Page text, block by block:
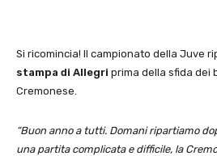
Si ricomincia! Il campionato della Juve
stampa di Allegri prima della sfida dei
Cremonese.
“Buon anno a tutti. Domani ripartiamo
una partita complicata e difficile, la